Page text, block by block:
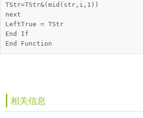
TStr=TStr&(mid(str,i,1))
next
LeftTrue = TStr
End If
End Function
相关信息